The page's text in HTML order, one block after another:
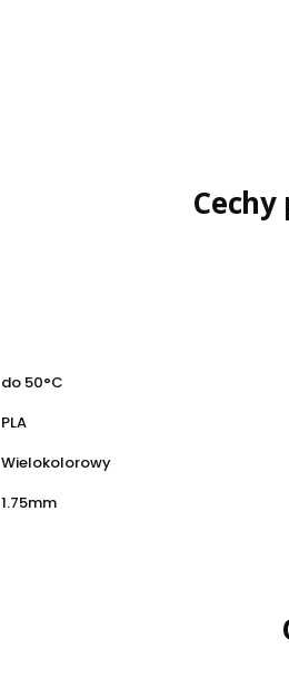
do 50°C
PLA
Wielokolorowy
1.75mm